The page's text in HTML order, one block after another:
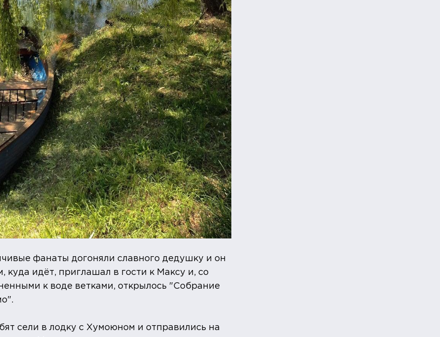
фанаты догоняли славного дедушку и он
куда идёт, приглашал в гости к Максу и, со
к воде ветками, открылось "Собрание
сели в лодку с Хумоюном и отправились на